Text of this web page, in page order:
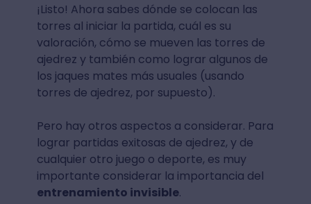
¡Listo! Ahora sabes dónde se colocan las
torres al iniciar la partida, cuál es su
valoración, cómo se mueven las torres de
ajedrez y también como lograr algunos de
los jaques mates más usuales (usando
torres de ajedrez, por supuesto).
Pero hay otros aspectos a considerar. Para
lograr partidas exitosas de ajedrez, y de
cualquier otro juego o deporte, es muy
importante considerar la importancia del
entrenamiento invisible.